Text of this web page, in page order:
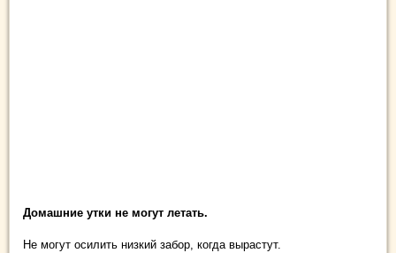
Домашние утки не могут летать.
Не могут осилить низкий забор, когда вырастут.